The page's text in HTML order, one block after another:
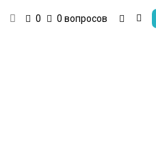
0 0 вопросов